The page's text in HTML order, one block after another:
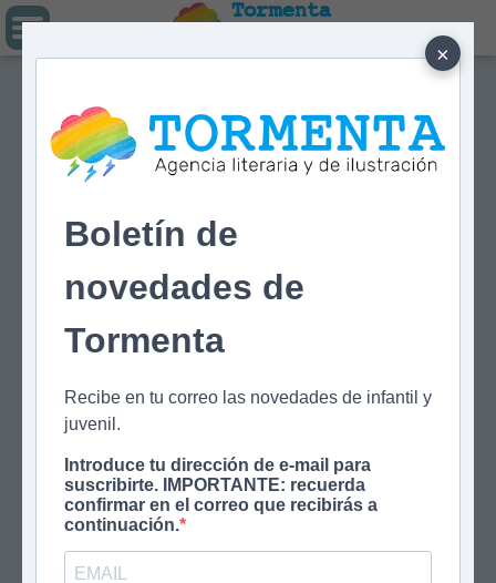
×
Boletín de
novedades de
Tormenta
Recibe en tu correo las novedades de infantil y
juvenil.
Introduce tu dirección de e-mail para
suscribirte. IMPORTANTE: recuerda
confirmar en el correo que recibirás a
continuación.
Tormenta